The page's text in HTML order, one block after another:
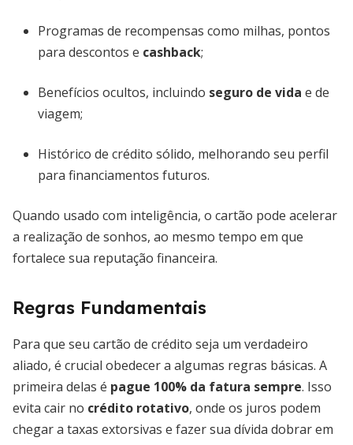
Programas de recompensas como milhas, pontos
para descontos e cashback;
Benefícios ocultos, incluindo seguro de vida e de
viagem;
Histórico de crédito sólido, melhorando seu perfil
para financiamentos futuros.
Quando usado com inteligência, o cartão pode acelerar
a realização de sonhos, ao mesmo tempo em que
fortalece sua reputação financeira.
Regras Fundamentais
Para que seu cartão de crédito seja um verdadeiro
aliado, é crucial obedecer a algumas regras básicas. A
primeira delas é pague 100% da fatura sempre. Isso
evita cair no crédito rotativo, onde os juros podem
chegar a taxas extorsivas e fazer sua dívida dobrar em